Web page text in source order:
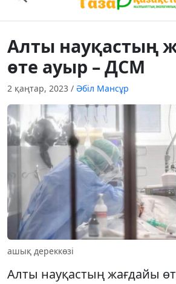
Алты науқастың
өте ауыр – ДСМ
2 қаңтар, 2023 / Әбіл Мансұр
ашық дереккөзі
Алты науқастың жағдайы